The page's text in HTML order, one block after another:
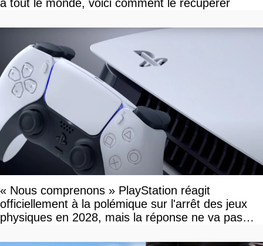
à tout le monde, voici comment le récupérer
« Nous comprenons » PlayStation réagit
officiellement à la polémique sur l'arrêt des jeux
physiques en 2028, mais la réponse ne va pas